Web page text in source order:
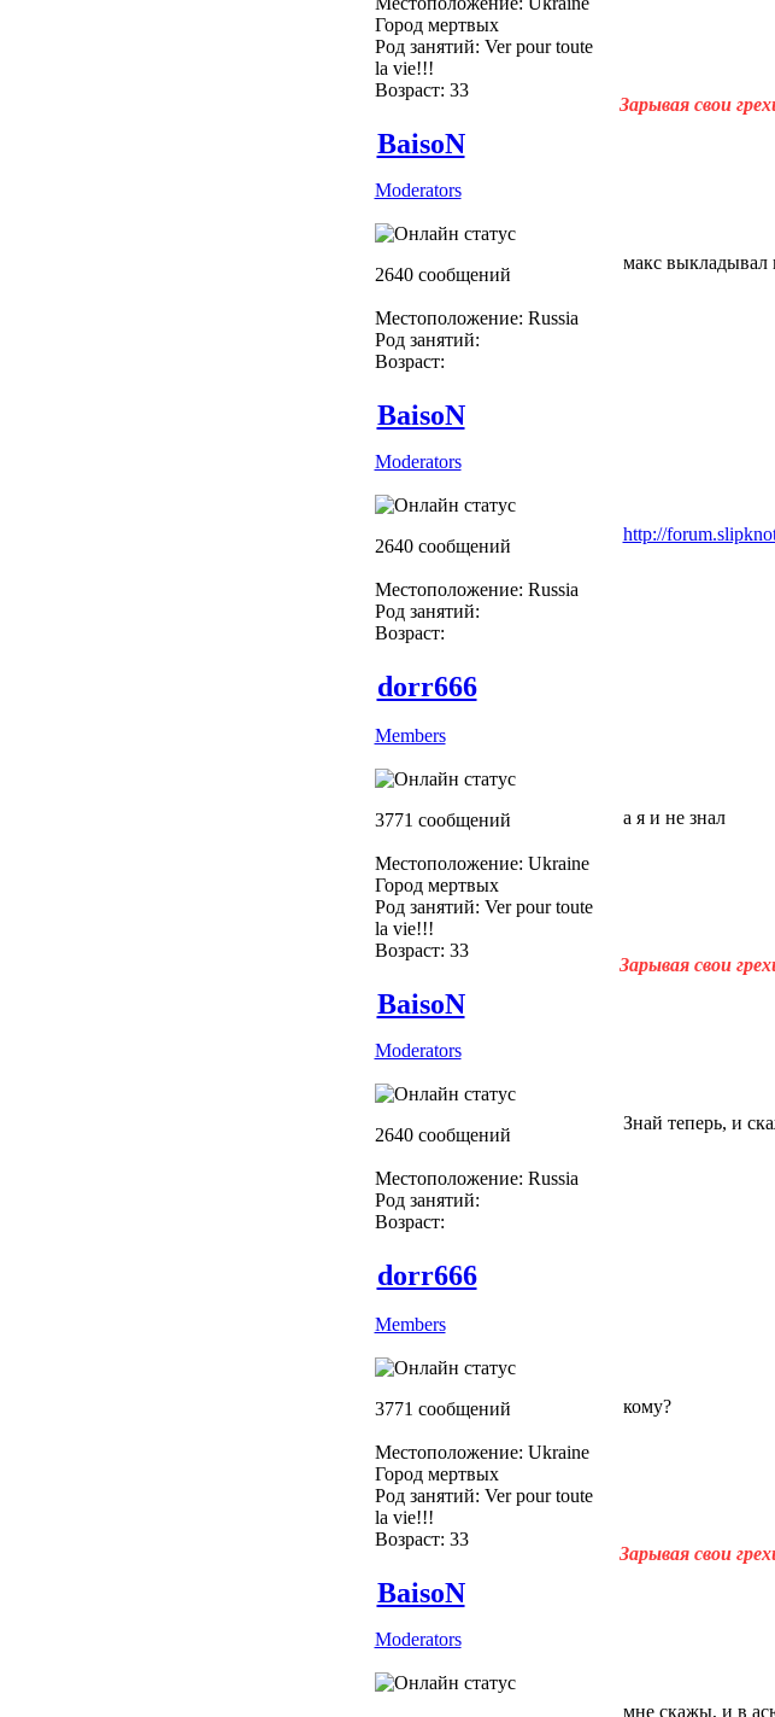
Город мертвых
Род занятий: Ver pour toute
la vie!!!
Возраст: 33
Зарывая свои
BaisoN
Moderators
2640 сообщений
Местоположение: Russia
Род занятий:
Возраст:
макс выкладывал
BaisoN
Moderators
2640 сообщений
Местоположение: Russia
Род занятий:
Возраст:
http://
dorr666
Members
3771 сообщений
Местоположение: Ukraine
Город мертвых
Род занятий: Ver pour toute
la vie!!!
Возраст: 33
а я и не знал
Зарывая свои
BaisoN
Moderators
2640 сообщений
Местоположение: Russia
Род занятий:
Возраст:
Знай теперь, и
dorr666
Members
3771 сообщений
Местоположение: Ukraine
Город мертвых
Род занятий: Ver pour toute
la vie!!!
Возраст: 33
кому?
Зарывая свои
BaisoN
Moderators
мне скажы, и в